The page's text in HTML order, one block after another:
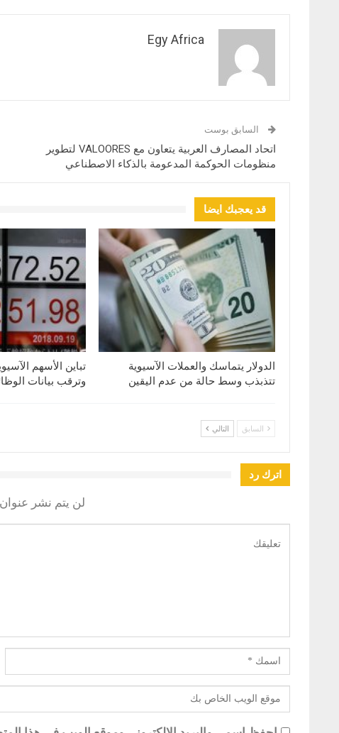
Egy Africa
السابق بوست
اتحاد المصارف العربية يتعاون مع VALOORES لتطوير
منظومات الحوكمة المدعومة بالذكاء الاصطناعي
قد يعجبك ايضا
الدولار يتماسك والعملات الآسيوية
تتذبذب وسط حالة من عدم اليقين
تباين الأسهم
وترقب بيانات
السابق التالي
اترك رد
لن يتم نشر